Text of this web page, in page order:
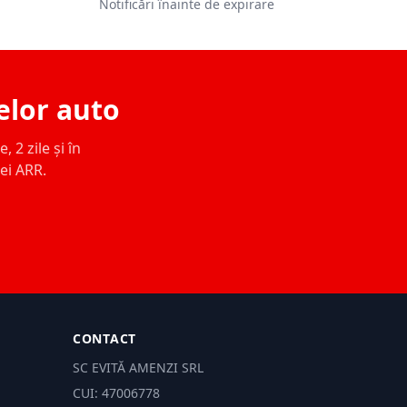
Notificări înainte de expirare
auto
2 zile și în
ARR.
CONTACT
SC EVITĂ AMENZI SRL
CUI: 47006778